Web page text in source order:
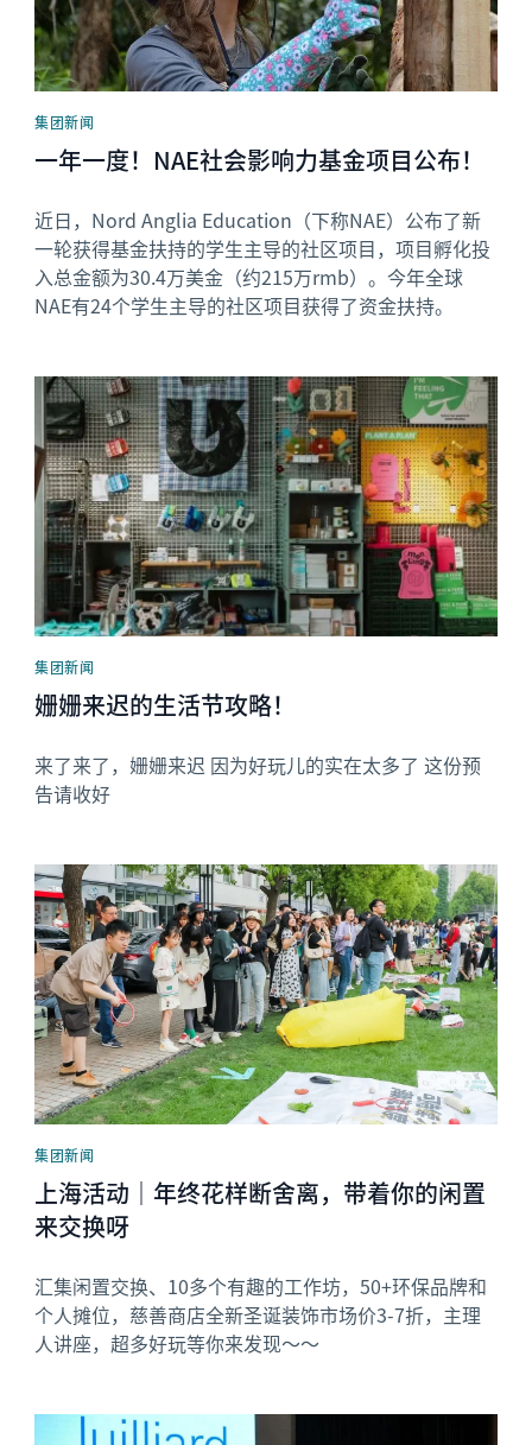
集团新闻
一年一度！NAE社会影响力基金项目公布！
近日，Nord Anglia Education（下称NAE）公布了新
一轮获得基金扶持的学生主导的社区项目，项目孵化投
入总金额为30.4万美金（约215万rmb）。今年全球
NAE有24个学生主导的社区项目获得了资金扶持。
News image
集团新闻
姗姗来迟的生活节攻略！
来了来了，姗姗来迟 因为好玩儿的实在太多了 这份预
告请收好
News image
集团新闻
上海活动｜年终花样断舍离，带着你的闲置
来交换呀
汇集闲置交换、10多个有趣的工作坊，50+环保品牌和
个人摊位，慈善商店全新圣诞装饰市场价3-7折，主理
人讲座，超多好玩等你来发现～～
News image